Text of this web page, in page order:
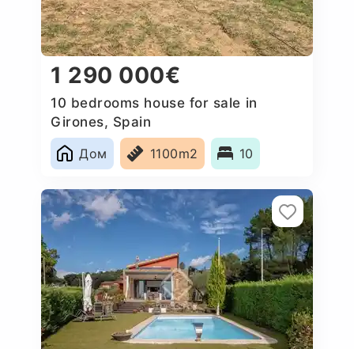
1 290 000€
10 bedrooms house for sale in
Girones, Spain
Дом
1100m2 10